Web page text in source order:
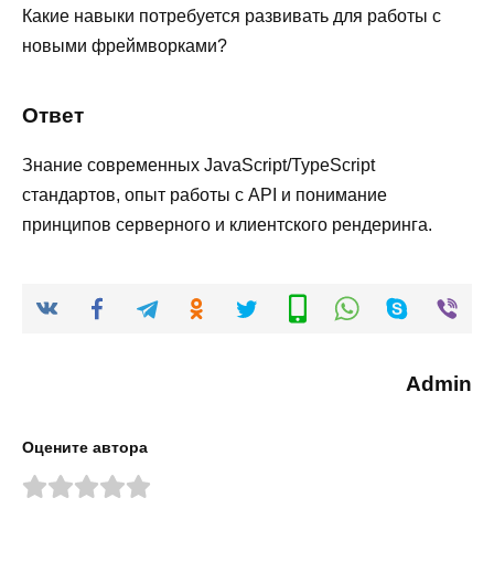
Какие навыки потребуется развивать для работы с
новыми фреймворками?
Ответ
Знание современных JavaScript/TypeScript
стандартов, опыт работы с API и понимание
принципов серверного и клиентского рендеринга.
Admin
Оцените автора